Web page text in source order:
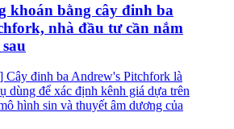
khoán bằng cây đinh ba
nhà đầu tư cần nắm
đinh ba Andrew's Pitchfork là
dùng để xác định kênh giá dựa trên
hình sin và thuyết âm dương của